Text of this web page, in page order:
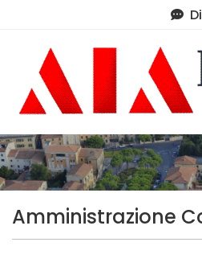
Immobili
Immobili In Vendita
Immobili In Affitto
Chi Siamo
Servizi
Di Cosa Ci Occupiamo
Contatti
Amministrazione